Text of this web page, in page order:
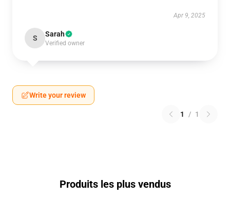
Apr 9, 2025
S Sarah
Verified owner
Write your review
1 / 1
Produits les plus vendus